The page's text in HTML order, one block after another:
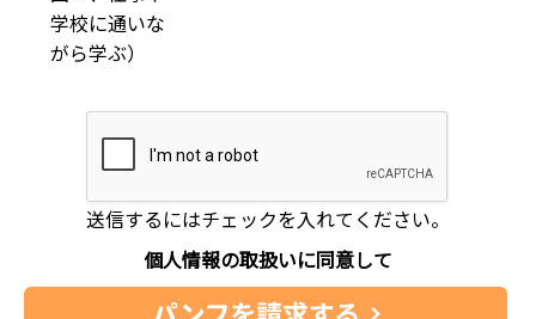
学校に通いな
がら学ぶ）
送信するにはチェックを入れてください。
個人情報の取扱いに同意して